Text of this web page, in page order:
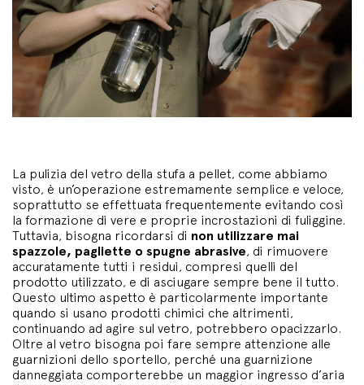
La pulizia del vetro della stufa a pellet, come abbiamo
visto, è un’operazione estremamente semplice e veloce,
soprattutto se effettuata frequentemente evitando così
la formazione di vere e proprie incrostazioni di fuliggine.
Tuttavia, bisogna ricordarsi di non utilizzare mai
spazzole, pagliette o spugne abrasive, di rimuovere
accuratamente tutti i residui, compresi quelli del
prodotto utilizzato, e di asciugare sempre bene il tutto.
Questo ultimo aspetto è particolarmente importante
quando si usano prodotti chimici che altrimenti,
continuando ad agire sul vetro, potrebbero opacizzarlo.
Oltre al vetro bisogna poi fare sempre attenzione alle
guarnizioni dello sportello, perché una guarnizione
danneggiata comporterebbe un maggior ingresso d’aria